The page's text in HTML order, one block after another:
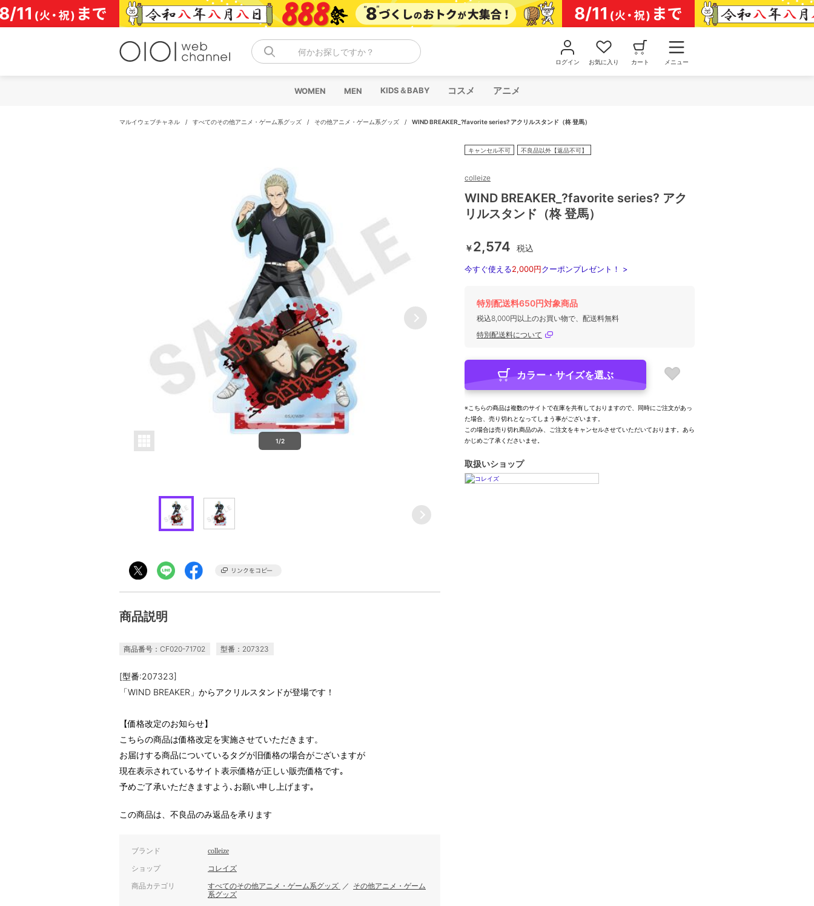
コ
ン
テ
何かお探しですか？
ログイン お気に入り カート メニュー
WOMEN MEN KIDS＆BABY コスメ アニメ
マルイウェブチャネル / すべてのその他アニメ・ゲーム系グッズ / その他アニメ・ゲーム系グッズ / WIND BREAKER_?favorite series? アクリルスタンド（柊 登馬）
1/2
商品説明
商品番号：CF020-71702 型番：207323
[型番:207323]
「WIND BREAKER」からアクリルスタンドが登場です！
【価格改定のお知らせ】
こちらの商品は価格改定を実施させていただきます。
お届けする商品についているタグが旧価格の場合がございますが
現在表示されているサイト表示価格が正しい販売価格です｡
予めご了承いただきますよう､お願い申し上げます｡
この商品は、不良品のみ返品を承ります
ブランド colleize
ショップ コレイズ
商品カテゴリ すべてのその他アニメ・ゲーム系グッズ ／ その他アニメ・ゲーム
系グッズ
キャンセル不可 不良品以外【返品不可】
colleize
WIND BREAKER_?favorite series? アク
リルスタンド（柊 登馬）
￥2,574 税込
今すぐ使える2,000円クーポンプレゼント！ >
特別配送料650円対象商品
税込8,000円以上のお買い物で、配送料無料
特別配送料について
カラー・サイズを選ぶ
※こちらの商品は複数のサイトで在庫を共有しておりますので、同時にご注文があっ
た場合、売り切れとなってしまう事がございます。
この場合は売り切れ商品のみ、ご注文をキャンセルさせていただいております。あら
かじめご了承くださいませ。
取扱いショップ